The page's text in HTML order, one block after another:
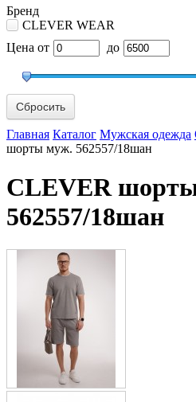
Бренд
CLEVER WEAR
Цена от до
Сбросить
Главная Каталог Мужская одежда
шорты муж. 562557/18шан
CLEVER
562557/18шан